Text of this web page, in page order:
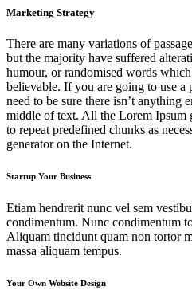
Marketing Strategy
There are many variations of
but the majority have suffered
humour, or randomised words
believable. If you are going to use a
need to be sure there isn’t anything
middle of text. All the Lorem Ipsum
to repeat predefined chunks as
generator on the Internet.
Startup Your Business
Etiam hendrerit nunc vel sem
condimentum. Nunc condimentum
Aliquam tincidunt quam non tortor
massa aliquam tempus.
Your Own Website Design